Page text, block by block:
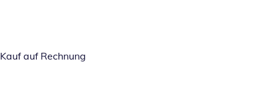
Kauf auf Rechnung